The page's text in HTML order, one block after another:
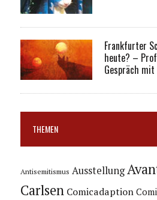
Frankfurter
heute? –
Gespräch
THEMEN
Antisemitismus Ausstellung
Carlsen Comicadaption